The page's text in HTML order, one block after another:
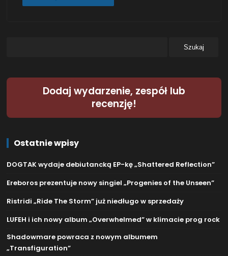
Dodaj wydarzenie, zespół lub
recenzję!
Ostatnie wpisy
DOGTAK wydaje debiutancką EP-kę „Shattered Reflection”
Ereboros prezentuje nowy singiel „Progenies of the Unseen”
Ristridi „Ride The Storm” już niedługo w sprzedaży
LUFEH i ich nowy album „Overwhelmed” w klimacie prog rock
Shadowmare powraca z nowym albumem
„Transfiguration”